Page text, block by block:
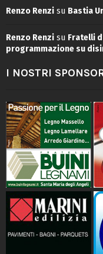
Renzo Renzi su Bastia
Renzo Renzi su Fratelli
programmazione su
I NOSTRI